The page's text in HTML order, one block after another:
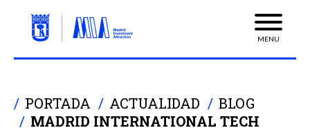
MENU
PORTADA ACTUALIDAD
BLOG
MADRID INTERNATIONAL TECH